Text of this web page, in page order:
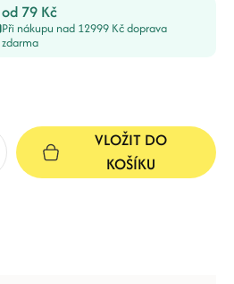
od 79 Kč
Při nákupu nad 12999 Kč doprava
zdarma
VLOŽIT DO
KOŠÍKU